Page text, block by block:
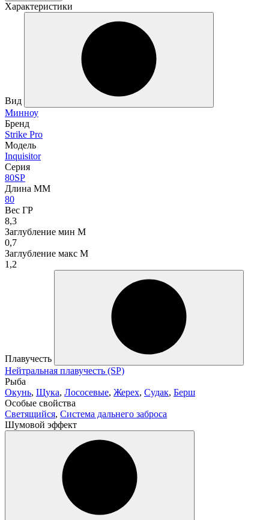
Характеристики
Вид
Минноу
Бренд
Strike Pro
Модель
Inquisitor
Серия
80SP
Длина ММ
80
Вес ГР
8,3
Заглубление мин М
0,7
Заглубление макс М
1,2
Плавучесть
Нейтральная плавучесть (SP)
Рыба
Окунь, Щука, Лососевые, Жерех, Судак, Берш
Особые свойства
Светящийся, Система дальнего заброса
Шумовой эффект